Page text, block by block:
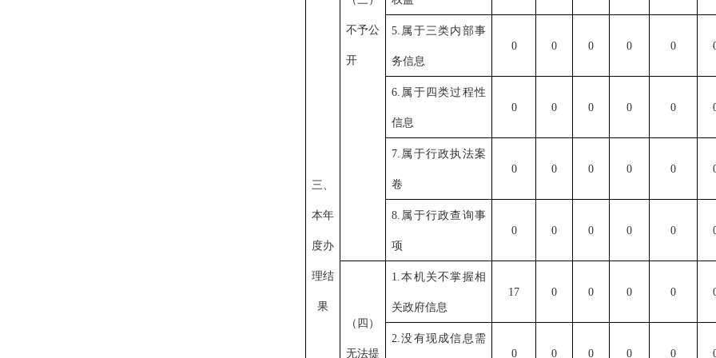
三、
本年
度办
理结
果
不予公
开
5. 属于三类内部事
务信息
0 0 0 0 0
6. 属于四类过程性
信息
0 0 0 0 0
7. 属于行政执法案
卷
0 0 0 0 0
8. 属于行政查询事
项
0 0 0 0 0
（四）
无法提
1.本机关不掌握相
关政府信息
17 0 0 0 0
2.没有现成信息需
0
0 0 0 0